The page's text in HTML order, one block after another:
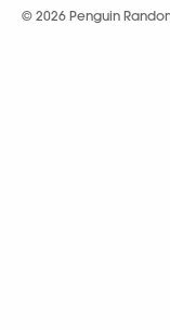
© 2026 Penguin